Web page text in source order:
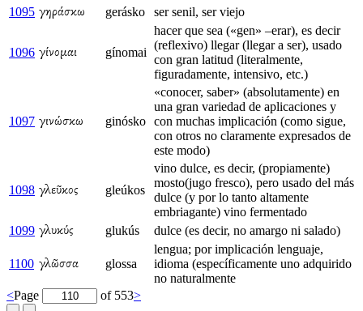
1095 γηράσκω gerásko ser senil, ser viejo
1096 γίνομαι gínomai
hacer que sea («gen» –erar), es decir
(reflexivo) llegar (llegar a ser), usado
con gran latitud (literalmente,
figuradamente, intensivo, etc.)
1097 γινώσκω ginósko
«conocer, saber» (absolutamente) en
una gran variedad de aplicaciones y
con muchas implicación (como sigue,
con otros no claramente expresados de
este modo)
1098 γλεῦκος gleúkos
vino dulce, es decir, (propiamente)
mosto(jugo fresco), pero usado del más
dulce (y por lo tanto altamente
embriagante) vino fermentado
1099 γλυκύς glukús dulce (es decir, no amargo ni salado)
1100 γλῶσσα glossa
lengua; por implicación lenguaje,
idioma (específicamente uno adquirido
no naturalmente
<Page of 553>